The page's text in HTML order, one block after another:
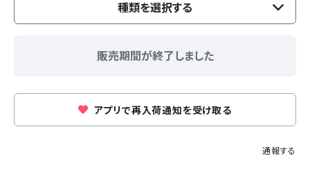
種類を選択する
販売期間が終了しました
アプリで再入荷通知を受け取る
通報する